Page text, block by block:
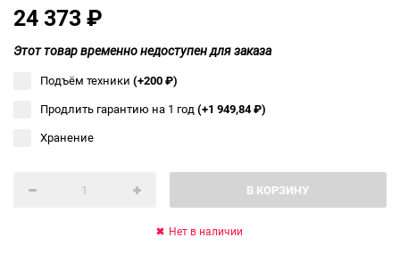
24 373 ₽
Этот товар временно недоступен для заказа
Подъём техники (+200₽)
Продлить гарантию на 1 год(+1 949,84₽)
Хранение
В КОРЗИНУ
Нет в наличии